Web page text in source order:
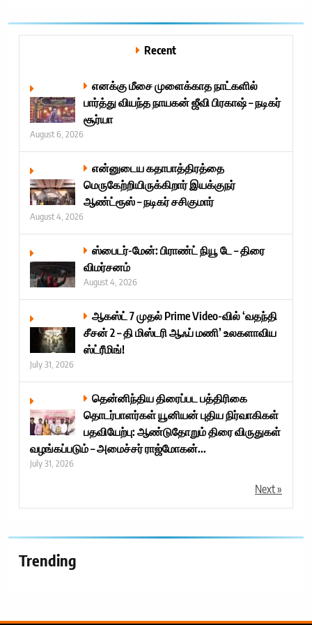
Recent
எனக்கு மீசை முளைக்காத நாட்களில்
பார்த்து வியந்த நாயகன் ஜீவி பிரகாஷ் – நடிகர்
சூர்யா
August 6, 2026
என்னுடைய கதாபாத்திரத்தை
மெருகேற்றியிருக்கிறார் இயக்குநர்
ஆண்ட்ரூஸ் – நடிகர் சசிகுமார்
August 4, 2026
ஸ்பைடர்-மேன்: பிராண்ட் நியூ டே – திரை
விமர்சனம்
August 4, 2026
ஆகஸ்ட் 7 முதல் Prime Video-வில் ‘வதந்தி
சீசன் 2 – தி மிஸ்டரி ஆஃப் மணி’ உலகளாவிய
ஸ்ட்ரீமிங்!
July 31, 2026
தென்னிந்திய திரைப்பட பத்திரிகை
தொடர்பாளர்கள் யூனியன் புதிய நிர்வாகிகள்
பதவியேற்பு: ஆண்டுதோறும் திரை விருதுகள்
வழங்கப்படும் – அமைச்சர் ராஜ்மோகன்...
July 31, 2026
Next »
Trending